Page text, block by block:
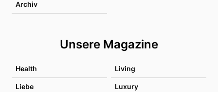
Archiv
Unsere Magazine
Health Living
Liebe Luxury